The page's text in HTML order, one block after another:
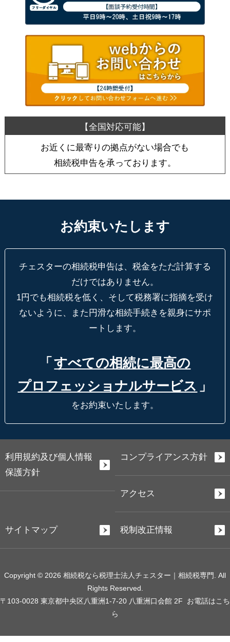
お近くに最寄りの拠点がない場合でも
相続税申告を承っております。
お約束いたします
チェスターの相続税申告は、税金をただ計算する
だけではありません。
1円でも相続税を低く、そして税務署に指摘を受け
ないように、
また円滑な相続手続きを親身にサポ
ートします。
「 すべての相続に最高の
プロフェッショナルサービス 」
をお約束いたします。
利用規約及び個人情報
保護方針
コンプライアンス方針
アクセス
サイトマップ 税制改正情報
Copyright © 2026 相続税なら税理士法人チェスター｜相続税専門. All
Rights Reserved.
〒103-0028 東京都中央区八重洲1-7-20 八重洲口会館 2F お電話はこち
ら